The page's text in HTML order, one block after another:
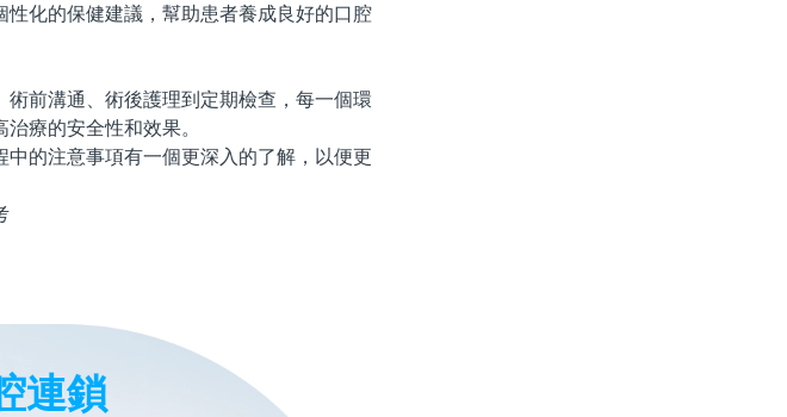
化的保健建議，幫助患者養成良好的口腔
前溝通、術後護理到定期檢查，每一個環
療的安全性和效果。
的注意事項有一個更深入的了解，以便更
連鎖